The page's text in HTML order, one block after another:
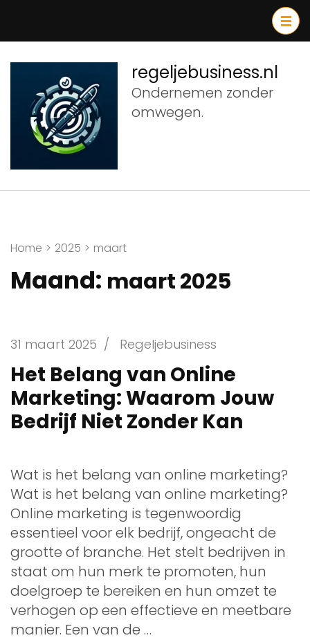
inhoud
(druk
Enter)
regeljebusiness.nl
Ondernemen zonder
omwegen.
Home > 2025 > maart
Maand: maart 2025
31 maart 2025 / Regeljebusiness
Het Belang van Online
Marketing: Waarom Jouw
Bedrijf Niet Zonder Kan
Wat is het belang van online marketing?
Wat is het belang van online marketing?
Online marketing is tegenwoordig
essentieel voor elk bedrijf, ongeacht de
grootte of branche. Het stelt bedrijven in
staat om hun merk te promoten, hun
doelgroep te bereiken en hun omzet te
verhogen op een effectieve en meetbare
manier. Een van de …